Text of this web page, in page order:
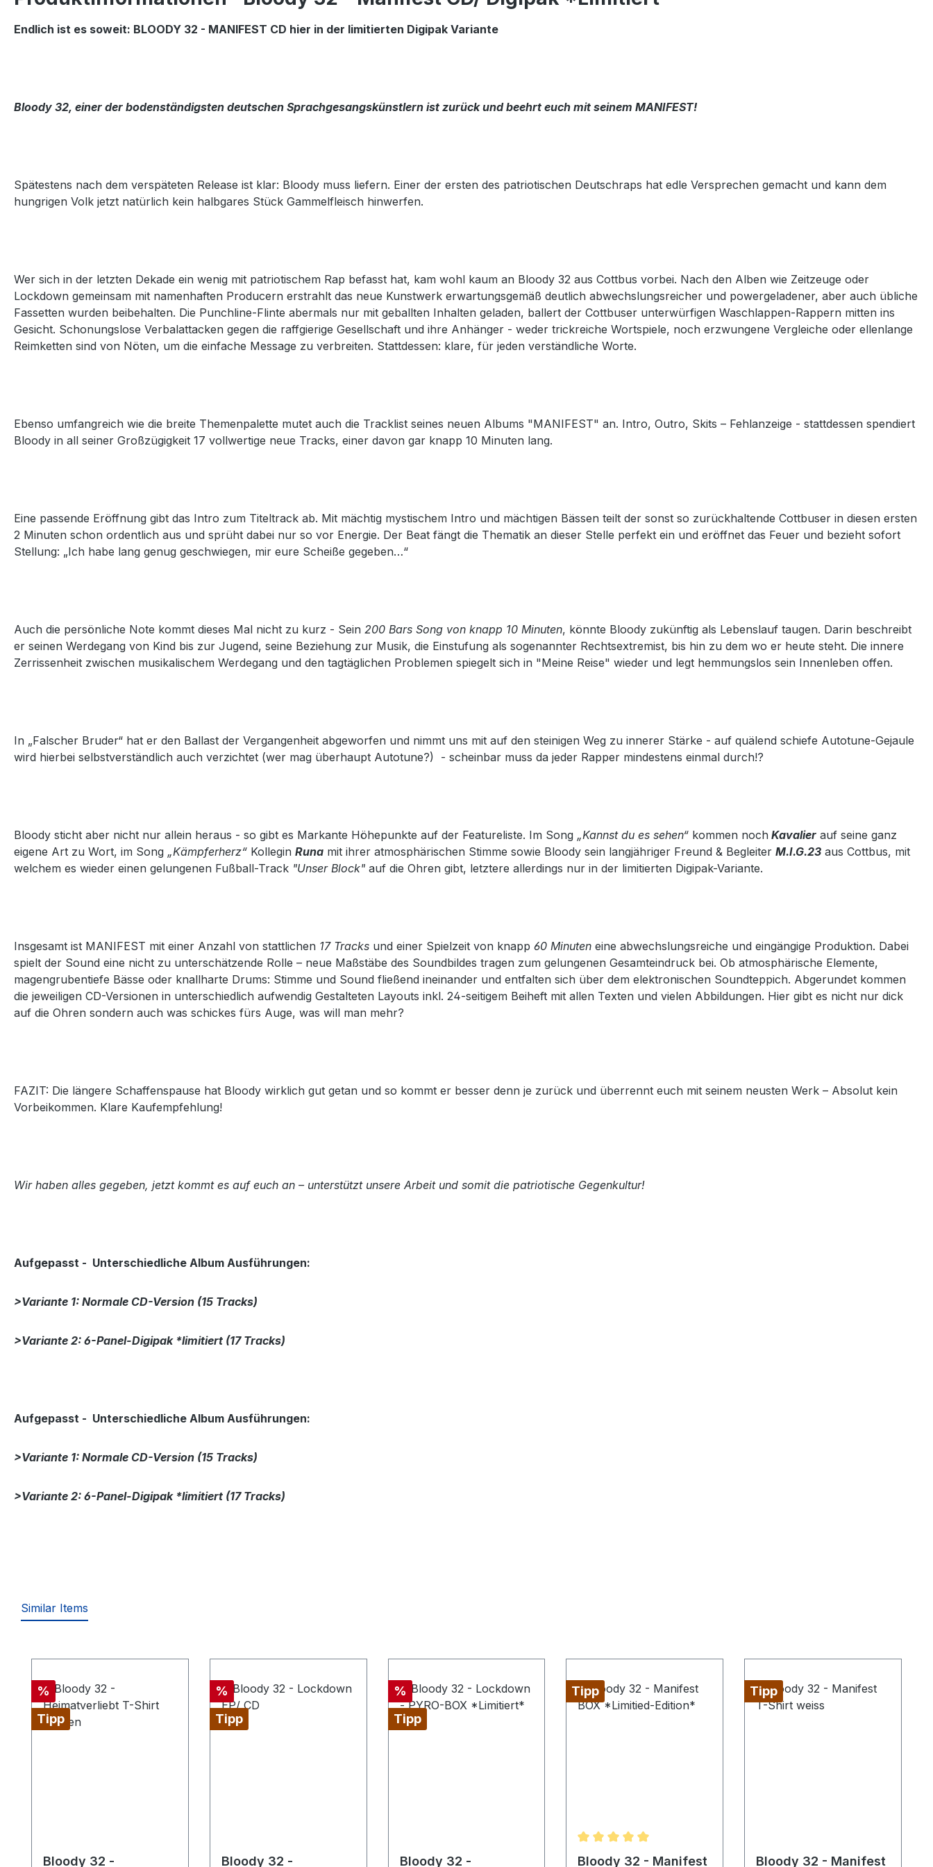
Endlich ist es soweit: BLOODY 32 - MANIFEST CD hier in der limitierten Digipak Variante
Bloody 32, einer der bodenständigsten deutschen Sprachgesangskünstlern ist zurück und beehrt euch mit seinem MANIFEST!
Spätestens nach dem verspäteten Release ist klar: Bloody muss liefern. Einer der ersten des patriotischen Deutschraps hat edle Versprechen gemacht und kann dem
hungrigen Volk jetzt natürlich kein halbgares Stück Gammelfleisch hinwerfen.
Wer sich in der letzten Dekade ein wenig mit patriotischem Rap befasst hat, kam wohl kaum an Bloody 32 aus Cottbus vorbei. Nach den Alben wie Zeitzeuge oder
Lockdown gemeinsam mit namenhaften Producern erstrahlt das neue Kunstwerk erwartungsgemäß deutlich abwechslungsreicher und powergeladener, aber auch übliche
Fassetten wurden beibehalten. Die Punchline-Flinte abermals nur mit geballten Inhalten geladen, ballert der Cottbuser unterwürfigen Waschlappen-Rappern mitten ins
Gesicht. Schonungslose Verbalattacken gegen die raffgierige Gesellschaft und ihre Anhänger - weder trickreiche Wortspiele, noch erzwungene Vergleiche oder ellenlange
Reimketten sind von Nöten, um die einfache Message zu verbreiten. Stattdessen: klare, für jeden verständliche Worte.
Ebenso umfangreich wie die breite Themenpalette mutet auch die Tracklist seines neuen Albums "MANIFEST" an. Intro, Outro, Skits – Fehlanzeige - stattdessen spendiert
Bloody in all seiner Großzügigkeit 17 vollwertige neue Tracks, einer davon gar knapp 10 Minuten lang.
Eine passende Eröffnung gibt das Intro zum Titeltrack ab. Mit mächtig mystischem Intro und mächtigen Bässen teilt der sonst so zurückhaltende Cottbuser in diesen ersten
2 Minuten schon ordentlich aus und sprüht dabei nur so vor Energie. Der Beat fängt die Thematik an dieser Stelle perfekt ein und eröffnet das Feuer und bezieht sofort
Stellung: „Ich habe lang genug geschwiegen, mir eure Scheiße gegeben…“
Auch die persönliche Note kommt dieses Mal nicht zu kurz - Sein 200 Bars Song von knapp 10 Minuten, könnte Bloody zukünftig als Lebenslauf taugen. Darin beschreibt
er seinen Werdegang von Kind bis zur Jugend, seine Beziehung zur Musik, die Einstufung als sogenannter Rechtsextremist, bis hin zu dem wo er heute steht. Die innere
Zerrissenheit zwischen musikalischem Werdegang und den tagtäglichen Problemen spiegelt sich in "Meine Reise" wieder und legt hemmungslos sein Innenleben offen.
In „Falscher Bruder“ hat er den Ballast der Vergangenheit abgeworfen und nimmt uns mit auf den steinigen Weg zu innerer Stärke - auf quälend schiefe Autotune-Gejaule
wird hierbei selbstverständlich auch verzichtet (wer mag überhaupt Autotune?) - scheinbar muss da jeder Rapper mindestens einmal durch!?
Bloody sticht aber nicht nur allein heraus - so gibt es Markante Höhepunkte auf der Featureliste. Im Song „Kannst du es sehen“ kommen noch Kavalier auf seine ganz
eigene Art zu Wort, im Song „Kämpferherz“ Kollegin Runa mit ihrer atmosphärischen Stimme sowie Bloody sein langjähriger Freund & Begleiter M.I.G.23 aus Cottbus, mit
welchem es wieder einen gelungenen Fußball-Track "Unser Block" auf die Ohren gibt, letztere allerdings nur in der limitierten Digipak-Variante.
Insgesamt ist MANIFEST mit einer Anzahl von stattlichen 17 Tracks und einer Spielzeit von knapp 60 Minuten eine abwechslungsreiche und eingängige Produktion. Dabei
spielt der Sound eine nicht zu unterschätzende Rolle – neue Maßstäbe des Soundbildes tragen zum gelungenen Gesamteindruck bei. Ob atmosphärische Elemente,
magengrubentiefe Bässe oder knallharte Drums: Stimme und Sound fließend ineinander und entfalten sich über dem elektronischen Soundteppich. Abgerundet kommen
die jeweiligen CD-Versionen in unterschiedlich aufwendig Gestalteten Layouts inkl. 24-seitigem Beiheft mit allen Texten und vielen Abbildungen. Hier gibt es nicht nur dick
auf die Ohren sondern auch was schickes fürs Auge, was will man mehr?
FAZIT: Die längere Schaffenspause hat Bloody wirklich gut getan und so kommt er besser denn je zurück und überrennt euch mit seinem neusten Werk – Absolut kein
Vorbeikommen. Klare Kaufempfehlung!
Wir haben alles gegeben, jetzt kommt es auf euch an – unterstützt unsere Arbeit und somit die patriotische Gegenkultur!
Aufgepasst - Unterschiedliche Album Ausführungen:
>Variante 1: Normale CD-Version (15 Tracks)
>Variante 2: 6-Panel-Digipak *limitiert (17 Tracks)
Aufgepasst - Unterschiedliche Album Ausführungen:
>Variante 1: Normale CD-Version (15 Tracks)
>Variante 2: 6-Panel-Digipak *limitiert (17 Tracks)
Similar Items
Rabatt
%
Tipp
Bloody 32 -
Rabatt
%
Tipp
Bloody 32 -
Rabatt
%
Tipp
Bloody 32 -
Tipp
Durchschnittliche Bewertung von 5 von 5 Sternen
Bloody 32 - Manifest
Tipp
Bloody 32 - Manifest